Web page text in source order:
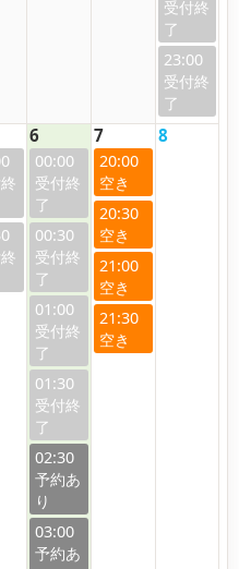
23:00
6
00:00
00:30
01:00
01:30
02:30
03:00
7
20:00
20:30
21:00
21:30
8